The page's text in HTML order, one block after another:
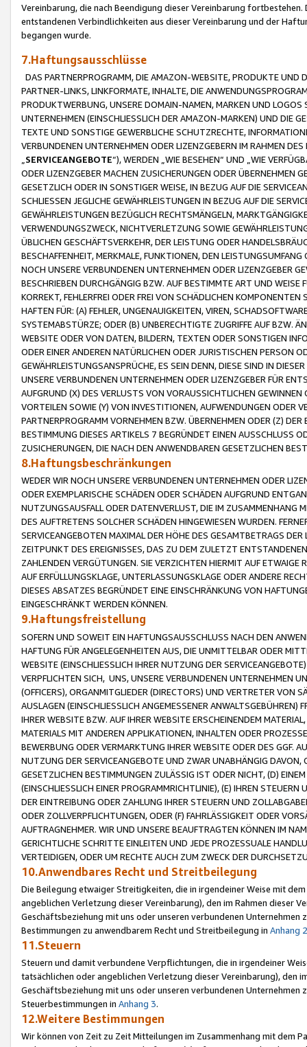
Vereinbarung, die nach Beendigung dieser Vereinbarung
entstandenen Verbindlichkeiten aus dieser Vereinbarung und der
begangen wurde.
7.Haftungsausschlüsse
DAS PARTNERPROGRAMM, DIE AMAZON-WEBSITE, PRODUKTE UND
PARTNER-LINKS, LINKFORMATE, INHALTE, DIE
PRODUKTWERBUNG, UNSERE DOMAIN-NAMEN, MARKEN UND
UNTERNEHMEN (EINSCHLIESSLICH DER AMAZON-MARKEN) UND DIE
TEXTE UND SONSTIGE GEWERBLICHE SCHUTZRECHTE,
VERBUNDENEN UNTERNEHMEN ODER LIZENZGEBERN IM RAHMEN
SERVICEANGEBOTE“), WERDEN „WIE BESEHEN“ UND „WIE
ODER LIZENZGEBER MACHEN ZUSICHERUNGEN ODER ÜBERNEHMEN
GESETZLICH ODER IN SONSTIGER WEISE, IN BEZUG AUF DIE
SCHLIESSEN JEGLICHE GEWÄHRLEISTUNGEN IN BEZUG AUF DIE
GEWÄHRLEISTUNGEN BEZÜGLICH RECHTSMÄNGELN,
VERWENDUNGSZWECK, NICHTVERLETZUNG SOWIE
ÜBLICHEN GESCHÄFTSVERKEHR, DER LEISTUNG ODER
BESCHAFFENHEIT, MERKMALE, FUNKTIONEN, DEN
NOCH UNSERE VERBUNDENEN UNTERNEHMEN ODER LIZENZGEBER
BESCHRIEBEN DURCHGÄNGIG BZW. AUF BESTIMMTE ART UND
KORREKT, FEHLERFREI ODER FREI VON SCHÄDLICHEN
HAFTEN FÜR: (A) FEHLER, UNGENAUIGKEITEN, VIREN,
SYSTEMABSTÜRZE; ODER (B) UNBERECHTIGTE ZUGRIFFE AUF BZW.
WEBSITE ODER VON DATEN, BILDERN, TEXTEN ODER SONSTIGEN
ODER EINER ANDEREN NATÜRLICHEN ODER JURISTISCHEN PERSON
GEWÄHRLEISTUNGSANSPRÜCHE, ES SEIN DENN, DIESE SIND IN
UNSERE VERBUNDENEN UNTERNEHMEN ODER LIZENZGEBER FÜR
AUFGRUND (X) DES VERLUSTS VON VORAUSSICHTLICHEN
VORTEILEN SOWIE (Y) VON INVESTITIONEN, AUFWENDUNGEN ODER
PARTNERPROGRAMM VORNEHMEN BZW. ÜBERNEHMEN ODER (Z)
BESTIMMUNG DIESES ARTIKELS 7 BEGRÜNDET EINEN AUSSCHLUSS
ZUSICHERUNGEN, DIE NACH DEN ANWENDBAREN GESETZLICHEN
8.Haftungsbeschränkungen
WEDER WIR NOCH UNSERE VERBUNDENEN UNTERNEHMEN ODER
ODER EXEMPLARISCHE SCHÄDEN ODER SCHÄDEN AUFGRUND
NUTZUNGSAUSFALL ODER DATENVERLUST, DIE IM ZUSAMMENHANG
DES AUFTRETENS SOLCHER SCHÄDEN HINGEWIESEN WURDEN.
SERVICEANGEBOTEN MAXIMAL DER HÖHE DES GESAMTBETRAGS
ZEITPUNKT DES EREIGNISSES, DAS ZU DEM ZULETZT
ZAHLENDEN VERGÜTUNGEN. SIE VERZICHTEN HIERMIT AUF
AUF ERFÜLLUNGSKLAGE, UNTERLASSUNGSKLAGE ODER ANDERE
DIESES ABSATZES BEGRÜNDET EINE EINSCHRÄNKUNG VON
EINGESCHRÄNKT WERDEN KÖNNEN.
9.Haftungsfreistellung
SOFERN UND SOWEIT EIN HAFTUNGSAUSSCHLUSS NACH DEN
HAFTUNG FÜR ANGELEGENHEITEN AUS, DIE UNMITTELBAR ODER
WEBSITE (EINSCHLIESSLICH IHRER NUTZUNG DER
VERPFLICHTEN SICH, UNS, UNSERE VERBUNDENEN UNTERNEHMEN
(OFFICERS), ORGANMITGLIEDER (DIRECTORS) UND VERTRETER VON
AUSLAGEN (EINSCHLIESSLICH ANGEMESSENER
IHRER WEBSITE BZW. AUF IHRER WEBSITE ERSCHEINENDEM
MATERIALS MIT ANDEREN APPLIKATIONEN, INHALTEN ODER
BEWERBUNG ODER VERMARKTUNG IHRER WEBSITE ODER DES GGF.
NUTZUNG DER SERVICEANGEBOTE UND ZWAR UNABHÄNGIG
GESETZLICHEN BESTIMMUNGEN ZULÄSSIG IST ODER NICHT, (D)
(EINSCHLIESSLICH EINER PROGRAMMRICHTLINIE), (E) IHREN
DER EINTREIBUNG ODER ZAHLUNG IHRER STEUERN UND
ODER ZOLLVERPFLICHTUNGEN, ODER (F) FAHRLÄSSIGKEIT ODER
AUFTRAGNEHMER. WIR UND UNSERE BEAUFTRAGTEN KÖNNEN IM
GERICHTLICHE SCHRITTE EINLEITEN UND JEDE PROZESSUALE
VERTEIDIGEN, ODER UM RECHTE AUCH ZUM ZWECK DER
10.Anwendbares Recht und Streitbeilegung
Die Beilegung etwaiger Streitigkeiten, die in irgendeiner Weise mit
angeblichen Verletzung dieser Vereinbarung), den im Rahmen dieser
Geschäftsbeziehung mit uns oder unseren verbundenen
Bestimmungen zu anwendbarem Recht und Streitbeilegung in Anhang 2
11.Steuern
Steuern und damit verbundene Verpflichtungen, die in irgendeiner
tatsächlichen oder angeblichen Verletzung dieser Vereinbarung), den
Geschäftsbeziehung mit uns oder unseren verbundenen
Steuerbestimmungen in Anhang 3.
12.Weitere Bestimmungen
Wir können von Zeit zu Zeit Mitteilungen im Zusammenhang mit dem